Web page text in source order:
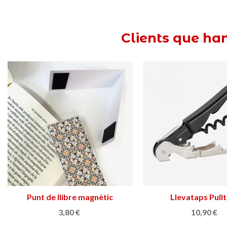
Clients que
Triar opció
Punt de llibre magnètic
modernista
3,80 €
Triar opció
Llevataps
10,90 €